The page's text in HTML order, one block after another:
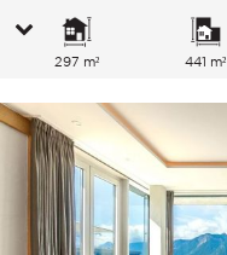
297 m² 441 m²